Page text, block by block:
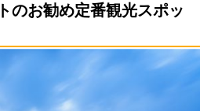
のお勧め定番観光スポッ